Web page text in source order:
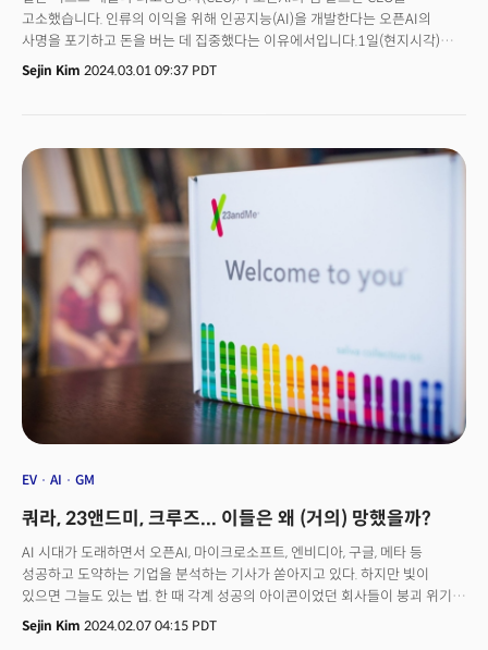
고소했습니다. 인류의 이익을 위해 인공지능(AI)을 개발한다는 오픈AI의
사명을 포기하고 돈을 버는 데 집중했다는 이유에서입니다.1일(현지시각)
로이터, 블룸버그 등은 일론 머스크 CEO가 지난 29일 오픈AI와 샘 알트만
CEO를 상대로 회사 설립목적을 위반했다는 이유로 샌프란시스코법원에
최대 기술 기업인 마이크로소프트(MS)의 비공개 자회사 역할을 하고 있다는
게 그의 주장이죠.머스크는 지난해 11월 알트만 CEO가 이사회에서 축출된 후
복귀되는 과정에서 이사회 멤버가 교체된 점도 문제 삼았습니다. 그는
소장에서 "알트만, 그렉 브록먼, MS가 협력해 인류의 이익을 위한 기술
개발이라는 원래 사명을 이행하는 이사회 대다수를 축출하고, 기술
전문성이나 AI 거버넌스에 대한 실질적인 배경이 부족한 새 이사회를 직접
선택했다”면서 “새 이사회는 AI 윤리와 거버넌스보다 영리 기업이나 정치
분야에 더 많은 경험을 가지고 있으며, 그들은 알트만의 추종자”라고
주장했습니다.👉 기나긴 두 사람의 갈등…월드코인-오픈AI 상관성↑이 둘의
갈등은 처음이 아닙니다. 머스크 CEO는 2015년 오픈AI를 공동 창업했지만,
알트만 CEO의 영리 추구 과정에서 충돌을 일으킨 이후 2018년 이사회에서
물러난 바 있습니다. 머스크가 떠난 후 오픈AI는 마이크로소프트로부터
재정적 지원을 받아 생성AI 챗봇 챗GPT를 개발했죠. 이번 고소는 이 두 명의
해묵은 갈등이 터진 사건으로 보입니다. 블룸버그는 "이번 사건은 세간의
자금 모집과 국내외 불공정 조사를 앞둔 알트만과 MS에 미칠 영향도
입장을 내놓지 않았습니다. 머스크 CEO는 소장에서 “오픈AI는 광범위한
인류의 이익을 위해 AGI를 개발한다는 비영리 사명을 포기함으로써 막대한
권력이 과도하게 집중되는 대규모 영리 기업의 손에 떨어지게 됐다”라고
강조했습니다.한편 해당 소식이 전해진 후 월드코인(WLD) 가격은 5%가량
급락했습니다. 월드코인은 샘 알트만이 공동창업하고, 이사회에 참여하고
있는 암호화폐 프로젝트입니다. 오픈AI나 샘 알트만 CEO의 소식이 들려올
Sejin Kim 2024.03.01 09:37 PDT
EV AI GM
쿼라, 23앤드미, 크루즈... 이들은 왜 (거의) 망했을까?
AI 시대가 도래하면서 오픈AI, 마이크로소프트, 엔비디아, 구글, 메타 등
성공하고 도약하는 기업을 분석하는 기사가 쏟아지고 있다. 하지만 빛이
있으면 그늘도 있는 법. 한 때 각계 성공의 아이콘이었던 회사들이 붕괴 위기에
놓여 있다. 코로나19로 인한 저금리 시절 막대한 자금을 유치하며 촉망받았던
기업들이 수익성을 증명하지 못하고 도산 위기에 처한 것. 콘텐츠 관리
Sejin Kim 2024.02.07 04:15 PDT